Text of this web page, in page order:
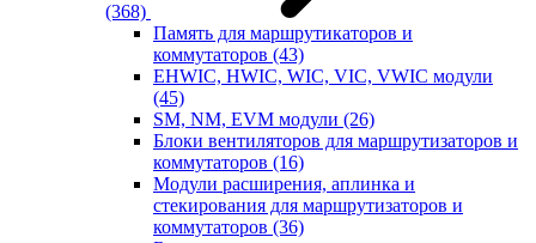
(368)
Память для маршрутикаторов и
коммутаторов (43)
EHWIC, HWIC, WIC, VIC, VWIC модули
(45)
SM, NM, EVM модули (26)
Блоки вентиляторов для маршрутизаторов и
коммутаторов (16)
Модули расширения, аплинка и
стекирования для маршрутизаторов и
коммутаторов (36)